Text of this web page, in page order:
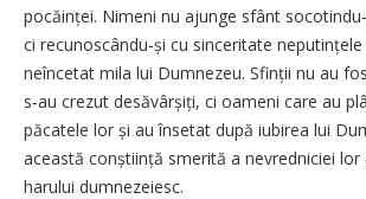
pocăinței. Nimeni nu ajunge sfânt
ci recunoscându‑și cu sinceritate
neîncetat mila lui Dumnezeu. Sfinții nu au
s‑au crezut desăvârșiți, ci oameni care au
păcatele lor și au însetat după iubirea lui
această conștiință smerită a nevredniciei
harului dumnezeiesc.